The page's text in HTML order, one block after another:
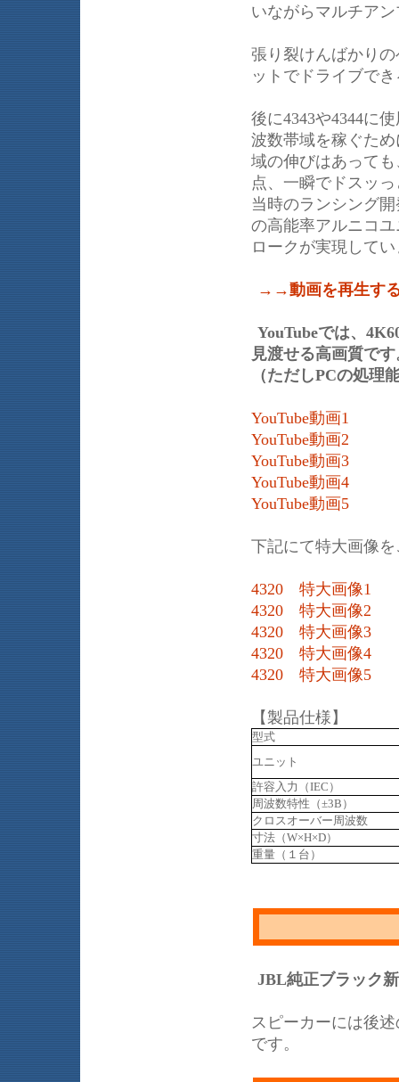
いながらマルチア
張り裂けんばかり
ットでドライブで
後に4343や4344に
波数帯域を稼ぐた
域の伸びはあって
点、一瞬でドスッ
当時のランシング
の高能率アルニコ
ロークが実現して
→→動画を再生す
YouTubeでは、
見渡せる高画質で
（ただしPCの処理
YouTube動画1
YouTube動画2
YouTube動画3
YouTube動画4
YouTube動画5
下記にて特大画像
4320 特大画像1
4320 特大画像2
4320 特大画像3
4320 特大画像4
4320 特大画像5
【製品仕様】
型式
ユニット
許容入力（IEC）
周波数特性（±3B）
クロスオーバー周波数
寸法（W×H×D）
重量（１台）
JBL純正ブラック
スピーカーには後
です。